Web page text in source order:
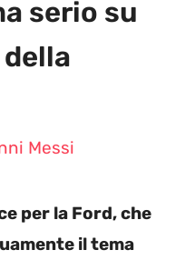
serio su
Messi
per la Ford, che
il tema